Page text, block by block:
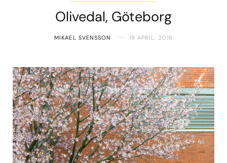
Olivedal, Göteborg
MIKAEL SVENSSON 19 APRIL, 2016